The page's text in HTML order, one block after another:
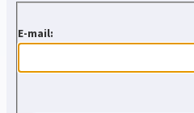
E-mail: